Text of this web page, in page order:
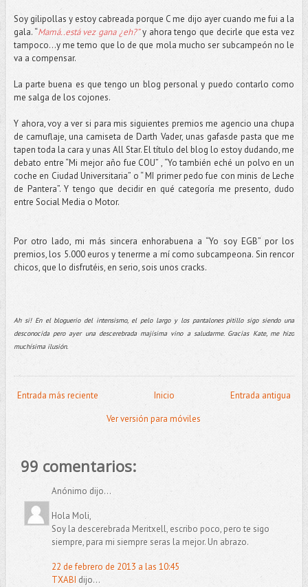
Soy gilipollas y estoy cabreada porque C me dijo ayer cuando me fui a la
gala. “Mamá..está vez gana ¿eh?”y ahora tengo que decirle que esta vez
tampoco…y me temo que lo de que mola mucho ser subcampeón no le
va a compensar.
La parte buena es que tengo un blog personal y puedo contarlo como
me salga de los cojones.
Y ahora, voy a ver si para mis siguientes premios me agencio una chupa
de camuflaje, una camiseta de Darth Vader, unas gafasde pasta que me
tapen toda la cara y unas All Star. El título del blog lo estoy dudando, me
debato entre “Mi mejor año fue COU” , “Yo también eché un polvo en un
coche en Ciudad Universitaria” o “ MI primer pedo fue con minis de Leche
de Pantera”. Y tengo que decidir en qué categoría me presento, dudo
entre Social Media o Motor.
Por otro lado, mi más sincera enhorabuena a “Yo soy EGB” por los
premios, los 5.000 euros y tenerme a mí como subcampeona. Sin rencor
chicos, que lo disfrutéis, en serio, sois unos cracks.
Ah si! En el bloguerio del intensismo, el pelo largo y los pantalones pitillo sigo siendo una
desconocida pero ayer una descerebrada majísima vino a saludarme. Gracias Kate, me hizo
muchísima ilusión.
Entrada más reciente Entrada antigua
Inicio
Ver versión para móviles
99 comentarios:
Anónimo dijo...
Hola Moli,
Soy la descerebrada Meritxell, escribo poco, pero te sigo
siempre, para mi siempre seras la mejor. Un abrazo.
22 de febrero de 2013 a las 10:45
TXABI dijo...